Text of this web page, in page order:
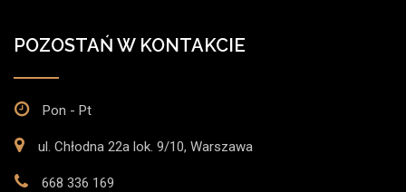
POZOSTAŃ W KONTAKCIE
Pon - Pt
ul. Chłodna 22a lok. 9/10, Warszawa
668 336 169